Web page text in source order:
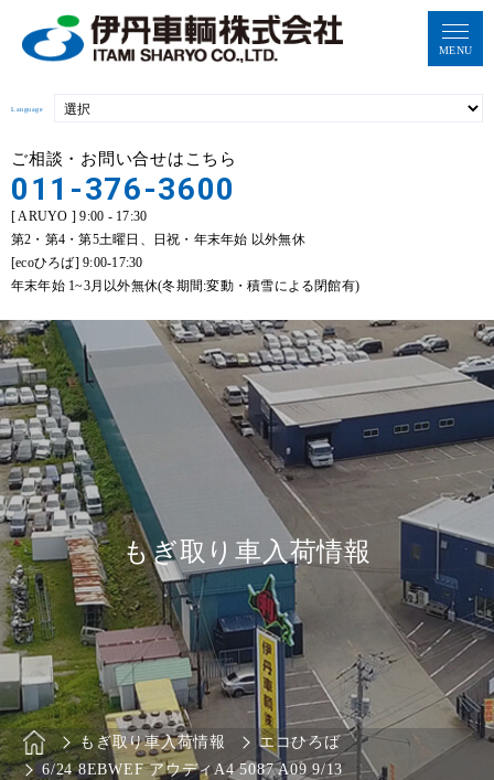
MENU
Language
ご相談・お問い合せはこちら
011-376-3600
[ ARUYO ] 9:00 - 17:30
第2・第4・第5土曜日、日祝・年末年始 以外無休
[ecoひろば] 9:00-17:30
年末年始 1~3月以外無休(冬期間:変動・積雪による閉館有)
もぎ取り車入荷情報
もぎ取り車入荷情報
エコひろば
6/24 8EBWEF アウディA4 5087 A09 9/13